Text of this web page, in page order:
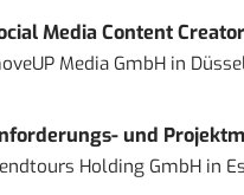
Media Content
Media GmbHin
und
Holding GmbHin